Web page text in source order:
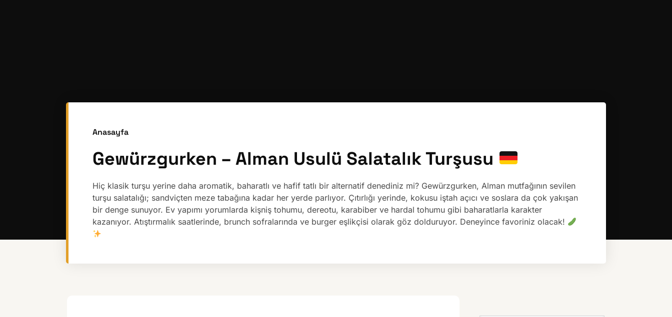
Anasayfa
Gewürzgurken – Alman Usulü Salatalık Turşusu
Hiç klasik turşu yerine daha aromatik, baharatlı ve hafif tatlı bir alternatif denediniz mi? Gewürzgurken, Alman mutfağının sevilen
turşu salatalığı; sandviçten meze tabağına kadar her yerde parlıyor. Çıtırlığı yerinde, kokusu iştah açıcı ve soslara da çok yakışan
bir denge sunuyor. Ev yapımı yorumlarda kişniş tohumu, dereotu, karabiber ve hardal tohumu gibi baharatlarla karakter
kazanıyor. Atıştırmalık saatlerinde, brunch sofralarında ve burger eşlikçisi olarak göz dolduruyor. Deneyince favoriniz olacak!